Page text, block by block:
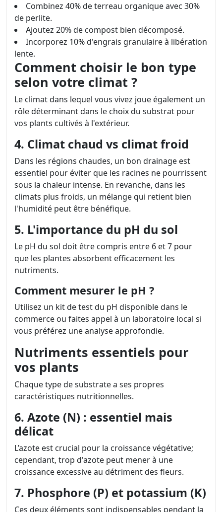
Combinez 40% de terreau organique avec 30%
de perlite.
Ajoutez 20% de compost bien décomposé.
Incorporez 10% d'engrais granulaire à libération
lente.
Comment choisir le bon type
selon votre climat ?
Le climat dans lequel vous vivez joue également un
rôle déterminant dans le choix du substrat pour
vos plants cultivés à l'extérieur.
4. Climat chaud vs climat froid
Dans les régions chaudes, un bon drainage est
essentiel pour éviter que les racines ne pourrissent
sous la chaleur intense. En revanche, dans les
climats plus froids, un mélange qui retient bien
l'humidité peut être bénéfique.
5. L'importance du pH du sol
Le pH du sol doit être compris entre 6 et 7 pour
que les plantes absorbent efficacement les
nutriments.
Comment mesurer le pH ?
Utilisez un kit de test du pH disponible dans le
commerce ou faites appel à un laboratoire local si
vous préférez une analyse approfondie.
Nutriments essentiels pour
vos plants
Chaque type de substrate a ses propres
caractéristiques nutritionnelles.
6. Azote (N) : essentiel mais
délicat
L’azote est crucial pour la croissance végétative;
cependant, trop d'azote peut mener à une
croissance excessive au détriment des fleurs.
7. Phosphore (P) et potassium (K)
Ces deux éléments sont indispensables pendant la